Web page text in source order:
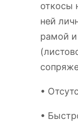
откосы
ней
рамой
•
•